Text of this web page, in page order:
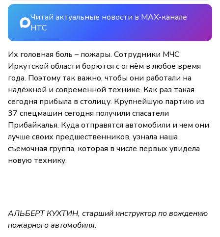
Читай актуальные новости в MAX-канале
НТС
Их головная боль – пожары. Сотрудники МЧС
Иркутской области борются с огнём в любое время
года. Поэтому так важно, чтобы они работали на
надёжной и современной технике. Как раз такая
сегодня прибыла в столицу. Крупнейшую партию из
37 спецмашин сегодня получили спасатели
Прибайкалья. Куда отправятся автомобили и чем они
лучше своих предшественников, узнала наша
съёмочная группа, которая в числе первых увидела
новую технику.
АЛЬБЕРТ КУХТИН, старший инструктор по вождению
пожарного автомобиля: